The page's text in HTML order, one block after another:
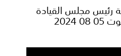
رئيس مجلس القيادة